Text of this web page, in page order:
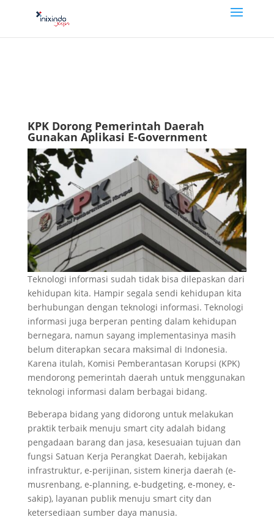
KPK Dorong Pemerintah Daerah
Gunakan Aplikasi E-Government
Teknologi informasi sudah tidak bisa dilepaskan dari
kehidupan kita. Hampir segala sendi kehidupan kita
berhubungan dengan teknologi informasi. Teknologi
informasi juga berperan penting dalam kehidupan
bernegara, namun sayang implementasinya masih
belum diterapkan secara maksimal di Indonesia.
Karena itulah, Komisi Pemberantasan Korupsi (KPK)
mendorong pemerintah daerah untuk menggunakan
teknologi informasi dalam berbagai bidang.
Beberapa bidang yang didorong untuk melakukan
praktik terbaik menuju smart city adalah bidang
pengadaan barang dan jasa, kesesuaian tujuan dan
fungsi Satuan Kerja Perangkat Daerah, kebijakan
infrastruktur, e-perijinan, sistem kinerja daerah (e-
musrenbang, e-planning, e-budgeting, e-money, e-
sakip), layanan publik menuju smart city dan
ketersediaan sumber daya manusia.